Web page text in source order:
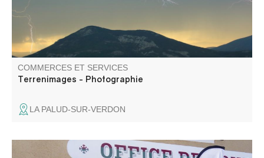
COMMERCES ET SERVICES
Terrenimages - Photographie
LA PALUD-SUR-VERDON